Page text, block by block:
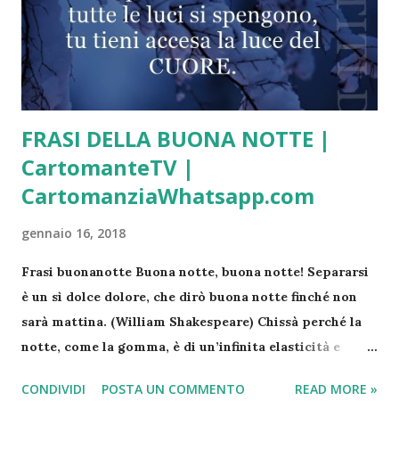
FRASI DELLA BUONA NOTTE |
CartomanteTV |
CartomanziaWhatsapp.com
gennaio 16, 2018
Frasi buonanotte Buona notte, buona notte! Separarsi
è un sì dolce dolore, che dirò buona notte finché non
sarà mattina. (William Shakespeare) Chissà perché la
notte, come la gomma, è di un’infinita elasticità e
affilato. (Banana Yoshimoto) Ci sono notti che non
CONDIVIDI POSTA UN COMMENTO READ MORE »